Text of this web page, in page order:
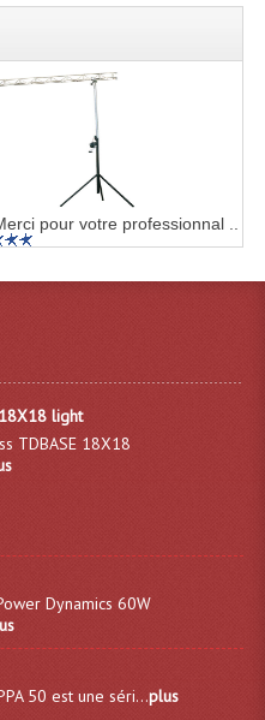
Tweeters Filtres
Sono
Pour Enceinte
Enceintes
& Sources
À Plats
Lecteur MP3
Mixage Intégrée
Cd MP3
pour votre professionnal ..
light
TDBASE 18X18
Dynamics 60W
50 est une séri...plus